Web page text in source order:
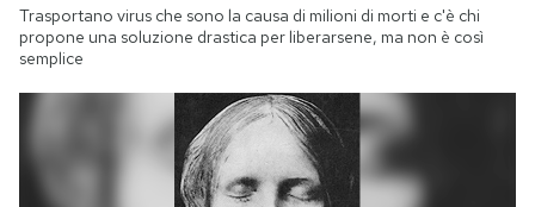
Trasportano virus che sono la causa di milioni di morti e c'è chi
propone una soluzione drastica per liberarsene, ma non è così
semplice